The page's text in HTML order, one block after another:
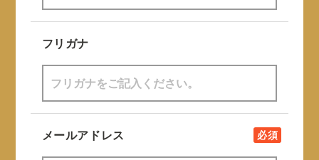
フリガナ
メールアドレス 必須